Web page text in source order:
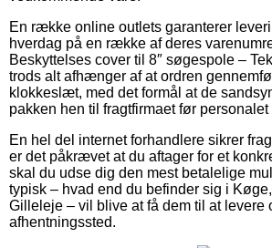
En række online outlets garanterer
hverdag på en række af deres
Beskyttelses cover til 8″ søgespole –
trods alt afhænger af at ordren
klokkeslæt, med det formål at de
pakken hen til fragtfirmaet før personalet
En hel del internet forhandlere sikrer
er det påkrævet at du aftager for et
skal du udse dig den mest betalelige
typisk – hvad end du befinder sig i
Gilleleje – vil blive at få dem til at levere
afhentningssted.